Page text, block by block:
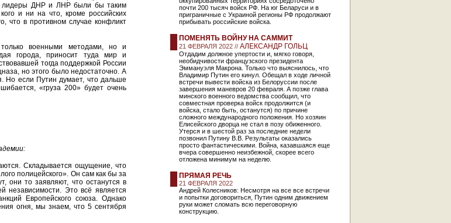
лидеры ДНР и ЛНР были бы таким
и ни на что, кроме российских
что в противном случае конфликт
военными методами, но и
города, приносит туда мир и
тогда поддержкой России
но этого было недостаточно. А
Но если Путин думает, что дальше
«груза 200» будет очень
Складывается ощущение, что
полицейского». Он сам как бы за
они то заявляют, что останутся в
независимости. Это всё является
Европейского союза. Однако
огня, мы знаем, что 5 сентября
почти 200 тысяч войск РФ. На юг Беларуси и в
приграничные с Украиной регионы РФ продолжают
прибывать российские войска.
ПОМЕНЯТЬ ВОЙНУ НА САММИТ
21 ФЕВРАЛЯ 2022 // АЛЕКСАНДР ГОЛЬЦ
Отдадим должное упертости и, мягко говоря,
необидчивости французского президента
Эммануэля Макрона. Только что выяснилось, что
Владимир Путин его кинул. Обещал в ходе личной
встречи вывести войска из Белоруссии после
завершения маневров 20 февраля. А позже глава
минского военного ведомства сообщил, что
совместная проверка войск продолжится (и
войска, стало быть, останутся) по причине
сложного международного положения. Но хозяин
Елисейского дворца не стал в позу обиженного.
Утерся и в шестой раз за последние недели
позвонил Путину В.В. Результаты оказались
просто фантастическими. Война, казавшаяся еще
вчера совершенно неизбежной, скорее всего
отложена минимум на неделю.
ПРЯМАЯ РЕЧЬ
21 ФЕВРАЛЯ 2022
Андрей Колесников: Несмотря на все все встречи
и попытки договориться, Путин одним движением
руки может сломать всю переговорную
конструкцию.